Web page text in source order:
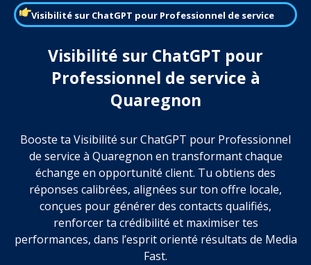
Visibilité sur ChatGPT pour Professionnel de service
Visibilité sur ChatGPT pour
Professionnel de service à
Quaregnon
Booste ta Visibilité sur ChatGPT pour Professionnel
de service à Quaregnon en transformant chaque
échange en opportunité client. Tu obtiens des
réponses calibrées, alignées sur ton offre locale,
conçues pour générer des contacts qualifiés,
renforcer ta crédibilité et maximiser tes
performances, dans l’esprit orienté résultats de Media
Fast.